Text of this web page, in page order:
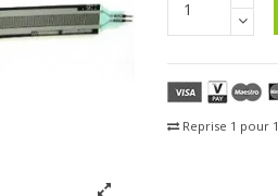
Reprise 1 pour 1